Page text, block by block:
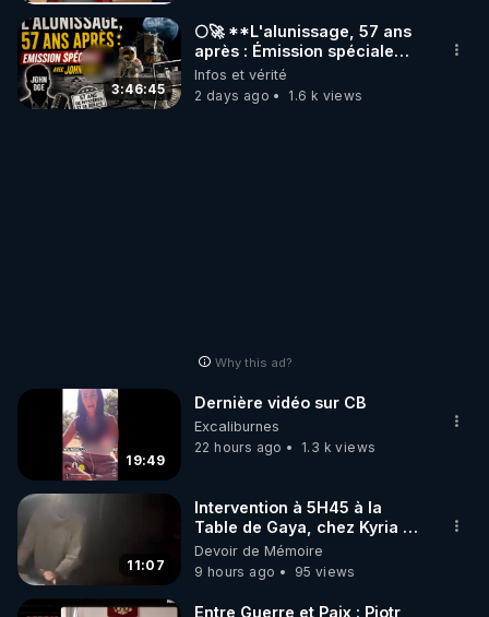
3:46:45
🌕🚀 **L'alunissage, 57 ans
après : Émission spéciale
avec John Doe !** 👨 🚀✨
Infos et vérité
2 days ago
1.6 k views
Why this ad?
19:49
Dernière vidéo sur CB
Excaliburnes
22 hours ago
1.3 k views
11:07
Intervention à 5H45 à la
Table de Gaya, chez Kyria et
Manu. 6/08/2026 PARTAGEZ
!
Devoir de Mémoire
9 hours ago
95 views
Entre Guerre et Paix : Piotr